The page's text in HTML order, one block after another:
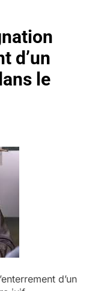
d’un
le
d’un